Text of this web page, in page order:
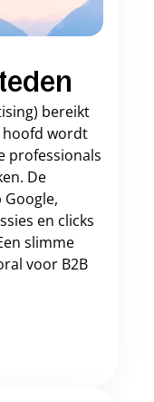
bereikt
hoofd wordt
professionals
De
en clicks
slimme
voor B2B